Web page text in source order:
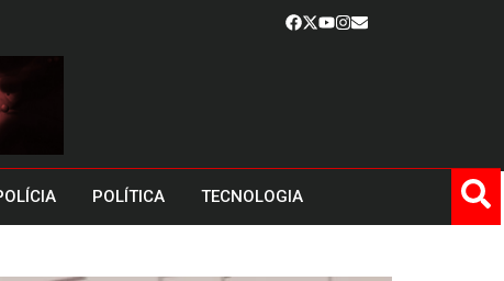
POLÍTICA TECNOLOGIA